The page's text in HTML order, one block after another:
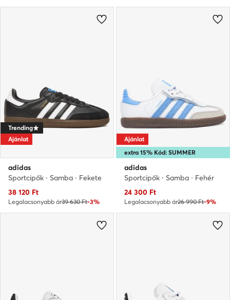
Trending
Ajánlat
adidas
Sportcipők · Samba · Fekete
Aktuális ár
38 120 Ft
Legalacsonyabb ár39 630 Ft-3%
extra 15% Kód: SUMMER
Ajánlat
adidas
Sportcipők · Samba · Fehér
Aktuális ár
24 300 Ft
Legalacsonyabb ár26 990 Ft-9%